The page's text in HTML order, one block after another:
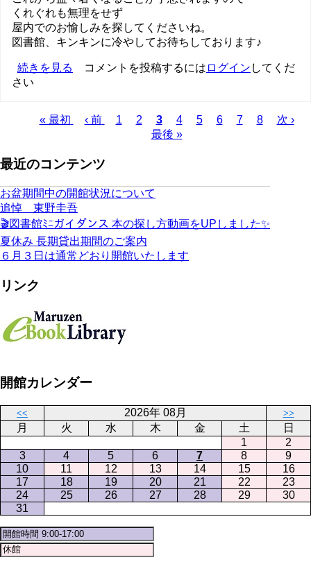
くれぐれも無理をせず
屋内でのお愉しみを探してくださいね。
図書館、キンキンに冷やしてお待ちしております♪
夏
の
マ
ケ
ズ
の
続きを見る コメントを投稿するには ログイン してくだ
さい
ジ
り
先
ー
« 最初
前
ジ
‹ 前 Page
1 Page
2
カ
レ
3 Page
4 Page
5 Page
6 Page
7 Page
8
次
次 ›
最後 »
最近のコンテンツ
お盆期間中の開館状況について
追悼 東野圭吾
🎬図書館ﾐﾆガイダンス 本の探し方動画をUPしました✨
夏休み 長期貸出期間のご案内
６月３日は通常どおり開館いたします
リンク
開館カレンダー
<< 2026年 08月 >>
月 火 水 木 金 土
日
1
2
3
4 5 6 7 8
9
10
11 12 13 14 15
16
17
18 19 20 21 22
23
24
25 26 27 28 29
30
31